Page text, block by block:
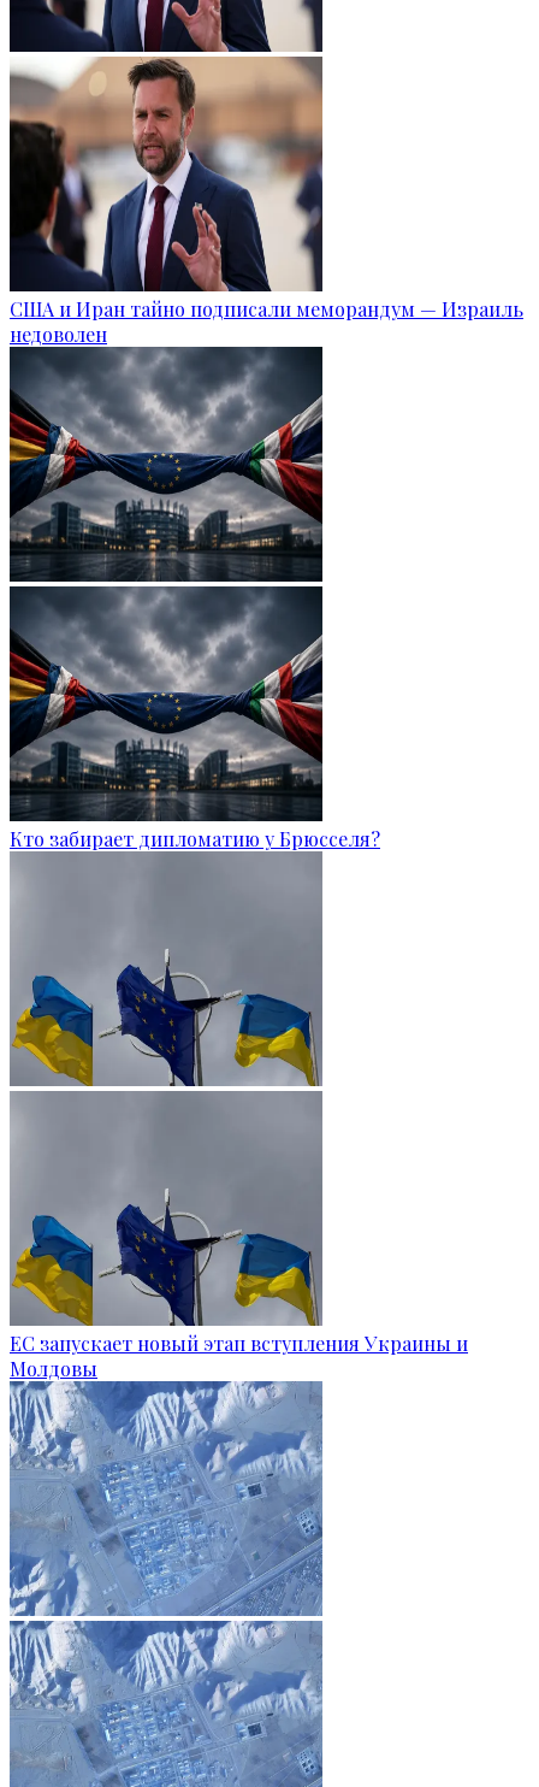
США и Иран тайно подписали меморандум — Израиль
недоволен
Кто забирает дипломатию у Брюсселя?
ЕС запускает новый этап вступления Украины и
Молдовы